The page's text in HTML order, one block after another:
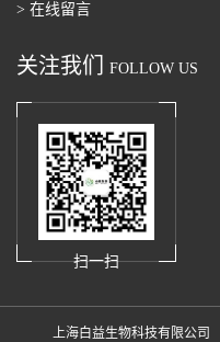
> 在线留言
关注我们 FOLLOW US
扫一扫
上海白益生物科技有限公司